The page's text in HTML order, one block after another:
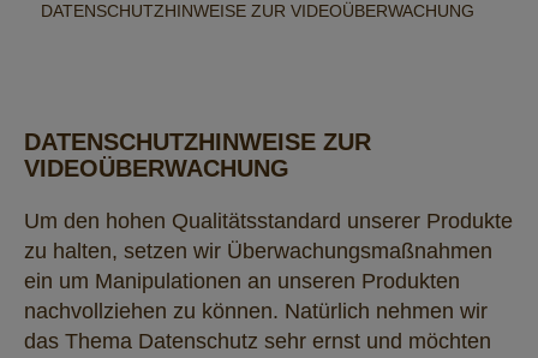
DATENSCHUTZHINWEISE ZUR VIDEOÜBERWACHUNG
DATENSCHUTZHINWEISE ZUR
VIDEOÜBERWACHUNG
Um den hohen Qualitätsstandard unserer Produkte
zu halten, setzen wir Überwachungsmaßnahmen
ein um Manipulationen an unseren Produkten
nachvollziehen zu können. Natürlich nehmen wir
das Thema Datenschutz sehr ernst und möchten